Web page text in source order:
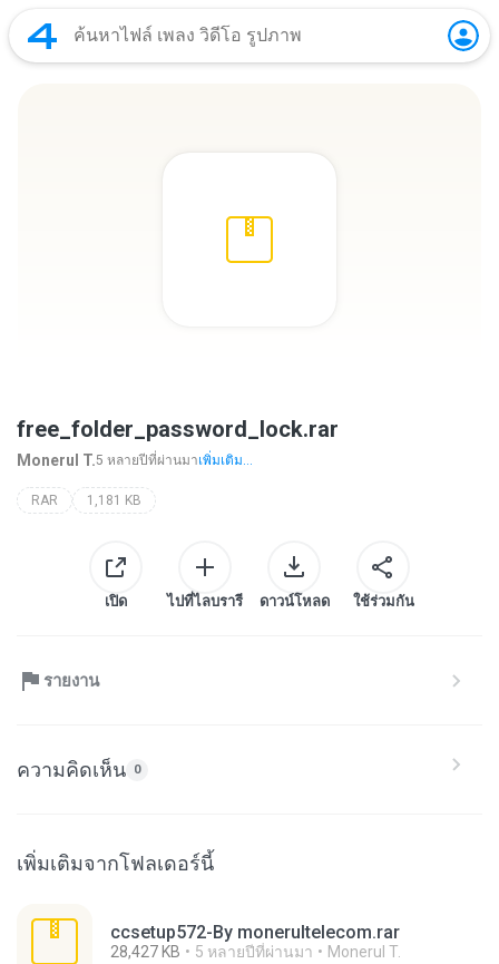
free_folder_password_lock.rar
Monerul T.5 หลายปีที่ผ่านมาเพิ่มเติม...
RAR 1,181 KB
เปิด ไปที่ไลบรารี ดาวน์โหลด ใช้ร่วมกัน
รายงาน
ความคิดเห็น 0
เพิ่มเติมจากโฟลเดอร์นี้
ccsetup572-By monerultelecom.rar
28,427 KB 5 หลายปีที่ผ่านมา Monerul T.